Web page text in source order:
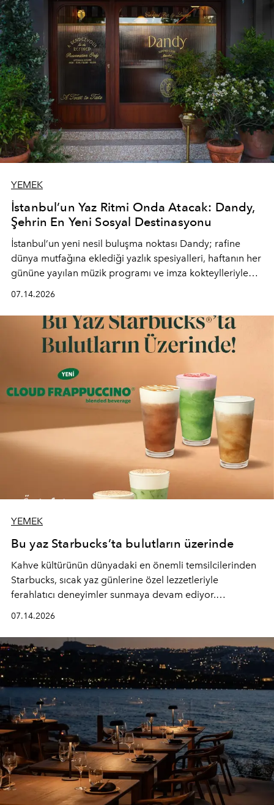
YEMEK
İstanbul’un Yaz Ritmi Onda Atacak: Dandy,
Şehrin En Yeni Sosyal Destinasyonu
İstanbul’un yeni nesil buluşma noktası Dandy; rafine
dünya mutfağına eklediği yazlık spesiyalleri, haftanın her
gününe yayılan müzik programı ve imza kokteylleriyle
lüks" anlayışıyla buluşturan mekan; gurme lezzetleri, iyi
müziği ve açık havadaki özel puro alanını tek bir çatı
altında sunuyor.
07.14.2026
YEMEK
Bu yaz Starbucks’ta bulutların üzerinde
Kahve kültürünün dünyadaki en önemli temsilcilerinden
Starbucks, sıcak yaz günlerine özel lezzetleriyle
ferahlatıcı deneyimler sunmaya devam ediyor.
yepyeni Cloud Frappuccino® Blended Beverage çeşitleri
ve yiyecek alternatifleri yazın keyfine lezzet katıyor.
07.14.2026